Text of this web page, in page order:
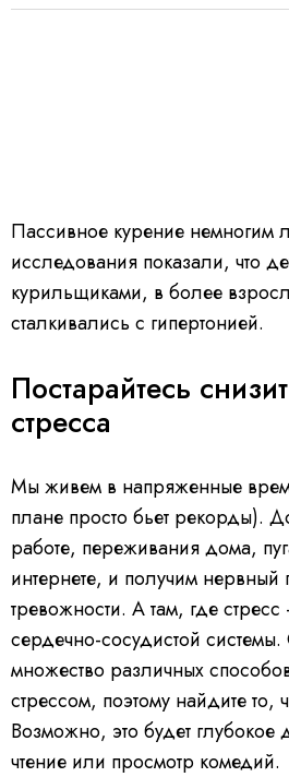
Пассивное курение немногим
исследования показали, что
курильщиками, в более
сталкивались с гипертонией.
Постарайтесь
стресса
Мы живем в напряженные
плане просто бьет рекорды).
работе, переживания дома,
интернете, и получим нервный
тревожности. А там, где
сердечно-сосудистой системы.
множество различных
стрессом, поэтому найдите то,
Возможно, это будет глубокое
чтение или просмотр комедий.